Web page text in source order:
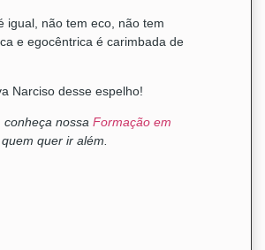
igual, não tem eco, não tem
e egocêntrica é carimbada de
Narciso desse espelho!
conheça nossa Formação em
quer ir além.